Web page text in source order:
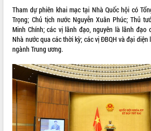
THÔNG TIN CHỈ ĐẠO ĐIỀU HÀNH
HỆ THỐNG VĂN BẢN
VĂN BẢN HĐND TỈNH
ĐIỂM TIN VĂN BẢN
QUY HOẠCH - KẾ HOẠCH
Tham dự phiên khai mạc tại Nhà Quốc hội có
Trọng; Chủ tịch nước Nguyễn Xuân Phúc; Thủ
Minh Chính; các vị lãnh đạo, nguyên là lãnh đạo
Nhà nước qua các thời kỳ; các vị ĐBQH và đại diện
ngành Trung ương.